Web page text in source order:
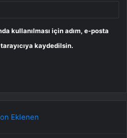
kullanılması için adım, e-posta
kaydedilsin.
Eklenen